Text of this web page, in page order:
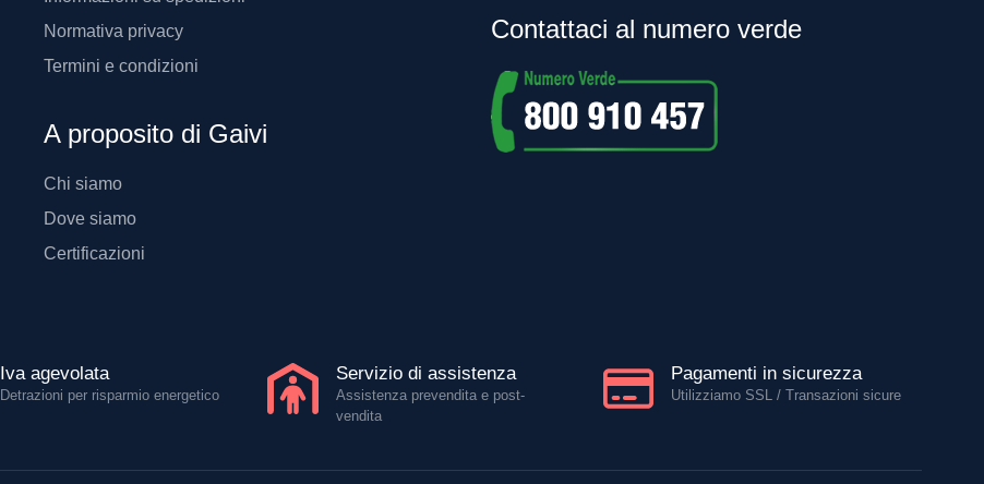
Normativa privacy
Termini e condizioni
A proposito di Gaivi
Chi siamo
Dove siamo
Certificazioni
Contattaci al numero verde
Iva agevolata
Detrazioni per risparmio energetico
Servizio di assistenza
Assistenza prevendita e post-
vendita
Pagamenti in sicurezza
Utilizziamo SSL / Transazioni sicure